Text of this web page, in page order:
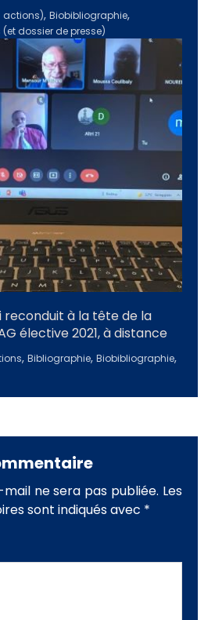
actions),Biobibliographie,
(et dossier de presse)
reconduit à la tête de la
élective 2021, à distance
,Bibliographie,Biobibliographie,
ne sera pas publiée. Les
sont indiqués avec *